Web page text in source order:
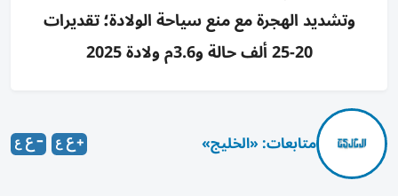
وتشديد الهجرة مع منع سياحة الولادة؛ تقديرات
20-25 ألف حالة و3.6م ولادة 2025
متابعات: «الخليج»